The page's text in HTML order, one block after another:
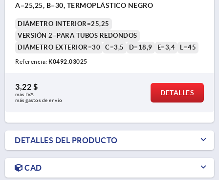
A=25,25, B=30, TERMOPLÁSTICO NEGRO
DIÁMETRO INTERIOR=25,25
VERSIÓN 2=PARA TUBOS REDONDOS
DIÁMETRO EXTERIOR=30
C=3,5 D=18,9 E=3,4 L=45
Referencia: K0492.03025
3,22 $
más IVA
más gastos de envío
DETALLES
DETALLES DEL PRODUCTO
CAD